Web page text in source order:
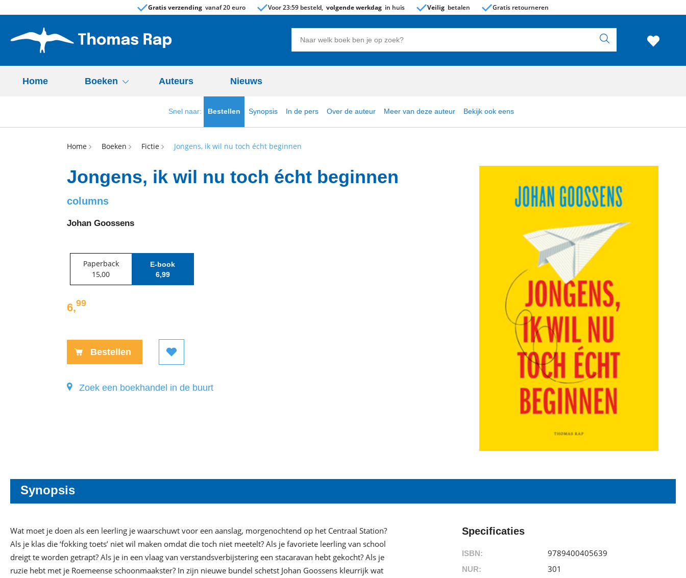
Gratis verzendingvanaf 20 euro Voor 23:59 besteld, volgende werkdagin huis Veiligbetalen Gratis retourneren
Zoeken
Home Boeken Auteurs Nieuws
Snel naar: Bestellen Synopsis In de pers Over de auteur Meer van deze auteur Bekijk ook eens
Home Boeken Fictie Jongens, ik wil nu toch écht beginnen
Jongens, ik wil nu toch écht beginnen
columns
Johan Goossens
Paperback
15,00
E-book
6,99
E-
6,99
Bestellen
Zoek een boekhandel in de buurt
Synopsis
Wat moet je doen als een leerling je waarschuwt voor een aanslag, morgenochtend op het Centraal Station?
Als je klas die ‘fokking toets’ niet wil maken omdat die toch niet meetelt? Als je favoriete leerling van school
dreigt te worden getrapt? Als je in een vlaag van verstandsverbijstering een stacaravan hebt gekocht? Als je
ruzie hebt met je Roemeense schoonmaakster? In zijn nieuwe bundel schetst Johan Goossens kleurrijk wat
Specificaties
ISBN: 9789400405639
NUR: 301